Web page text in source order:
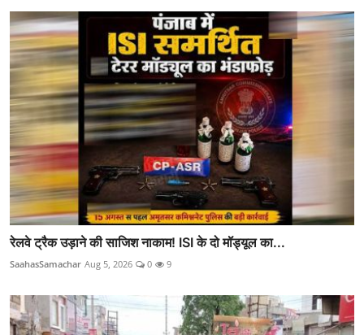
रेलवे ट्रैक उड़ाने की साजिश नाकाम! ISI के दो मॉड्यूल का...
SaahasSamachar Aug 5, 2026 0 9